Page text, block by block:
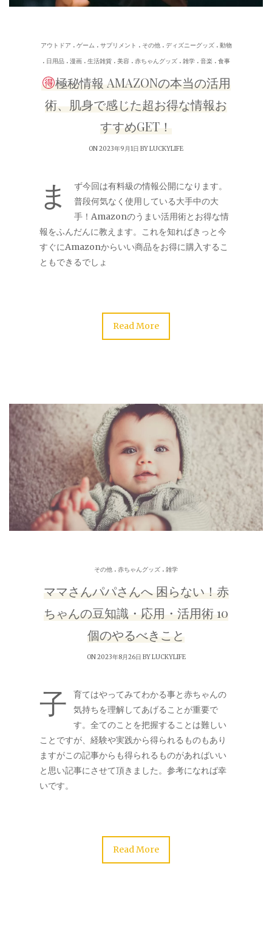
アウトドア . ゲーム . サプリメント . その他. ディズニーグッズ. 動物
. 日用品. 漫画. 生活雑貨. 美容 . 赤ちゃんグッズ. 雑学. 音楽. 食事
極秘情報 AMAZONの本当の活用
術、肌身で感じた超お得な情報お
すすめGET！
ON 2023年9月1日 BYLUCKYLIFE
ま
ず今回は有料級の情報公開になります。
普段何気なく使用している大手中の大
手！Amazonのうまい活用術とお得な情
報をふんだんに教えます。これを知ればきっと今
すぐにAmazonからいい商品をお得に購入するこ
ともできるでしょ
Read More
その他 . 赤ちゃんグッズ . 雑学
ママさんパパさんへ 困らない！赤
ちゃんの豆知識・応用・活用術 10
個のやるべきこと
ON 2023年8月26日 BYLUCKYLIFE
子
育てはやってみてわかる事と赤ちゃんの
気持ちを理解してあげることが重要で
す。全てのことを把握することは難しい
ことですが、経験や実践から得られるものもあり
ますがこの記事からも得られるものがあればいい
と思い記事にさせて頂きました。参考になれば幸
いです。
Read More